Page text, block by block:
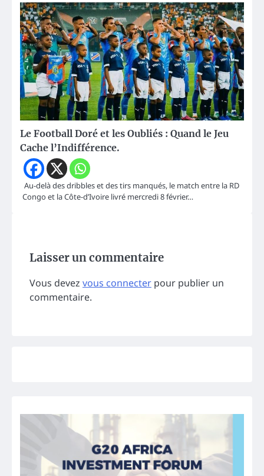
Le Football Doré et les Oubliés : Quand le Jeu
Cache l’Indifférence.
Au-delà des dribbles et des tirs manqués, le match entre la RD
Congo et la Côte-d’Ivoire livré mercredi 8 février…
Laisser un commentaire
Vous devez vous connecter pour publier un
commentaire.